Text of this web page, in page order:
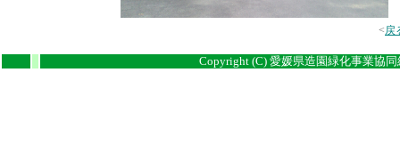
<戻
Copyright (C) 愛媛県造園緑化事業協同